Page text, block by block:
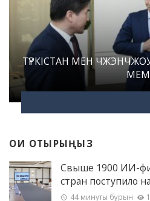
ТҮРКІСТАН МЕН
ОҚИ ОТЫРЫҢЫЗ
Свыше 1900 ИИ-
стран поступило
44 минуты бұрын